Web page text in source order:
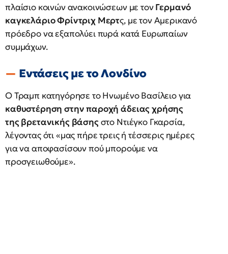
πλαίσιο κοινών ανακοινώσεων με τονΓερμανό
καγκελάριο Φρίντριχ Μερτς, με τον Αμερικανό
πρόεδρο να εξαπολύει πυρά κατά Ευρωπαίων
συμμάχων.
Εντάσεις με το Λονδίνο
Ο Τραμπ κατηγόρησε το Ηνωμένο Βασίλειο για
καθυστέρηση στην παροχή άδειας χρήσης
της βρετανικής βάσηςστο Ντιέγκο Γκαρσία,
λέγοντας ότι «μας πήρε τρεις ή τέσσερις ημέρες
για να αποφασίσουν πού μπορούμε να
προσγειωθούμε».